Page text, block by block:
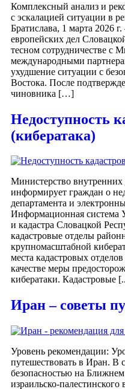
Комплексный анализ и
с эскалацией ситуации в
Братислава, 1 марта 2026
европейских дел
тесном сотрудничестве с
международными
ухудшение ситуации с
Востока. После
чиновника […]
Недоступность
(кибератака)
Министерство
информирует граждан о
департамента и
Информационная система
и кадастра Словацкой
кадастровые отделы
крупномасштабной
места кадастровых
качестве меры
кибератаки. Кадастровые
Иран – советы
Уровень рекомендации:
путешествовать в Иран. В
безопасностью на
израильско-